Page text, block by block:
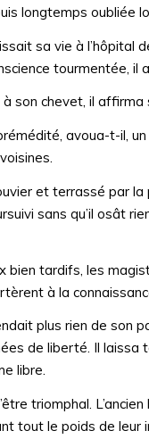
longtemps oubliée
sa vie à l’hôpital
tourmentée,
son chevet, il affirma
avoua-t-il,
et terrassé par la
sans qu’il osât
bien tardifs, les
à la
plus rien de son
de liberté. Il
libre.
triomphal.
tout le poids de